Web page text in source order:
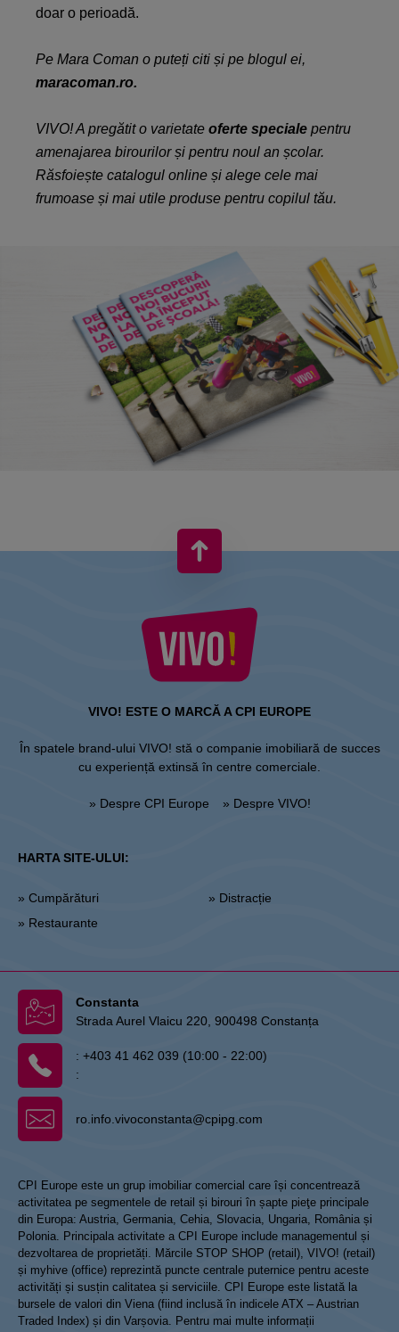
doar o perioadă.
Pe Mara Coman o puteți citi și pe blogul ei,
maracoman.ro.
VIVO! A pregătit o varietate oferte speciale pentru
amenajarea birourilor și pentru noul an școlar.
Răsfoiește catalogul online și alege cele mai
frumoase și mai utile produse pentru copilul tău.
VIVO! ESTE O MARCĂ A CPI EUROPE
În spatele brand-ului VIVO! stă o companie imobiliară de succes
cu experiență extinsă în centre comerciale.
» Despre CPI Europe » Despre VIVO!
HARTA SITE-ULUI:
» Cumpărături
» Restaurante
» Distracție
Constanta
Strada Aurel Vlaicu 220, 900498 Constanța
: +403 41 462 039 (10:00 - 22:00)
:
ro.info.vivoconstanta@cpipg.com
CPI Europe este un grup imobiliar comercial care își concentrează
activitatea pe segmentele de retail și birouri în șapte pieţe principale
din Europa: Austria, Germania, Cehia, Slovacia, Ungaria, România și
Polonia. Principala activitate a CPI Europe include managementul și
dezvoltarea de proprietăți. Mărcile STOP SHOP (retail), VIVO! (retail)
și myhive (office) reprezintă puncte centrale puternice pentru aceste
activități și susțin calitatea și serviciile. CPI Europe este listată la
bursele de valori din Viena (fiind inclusă în indicele ATX – Austrian
Traded Index) și din Varșovia. Pentru mai multe informații